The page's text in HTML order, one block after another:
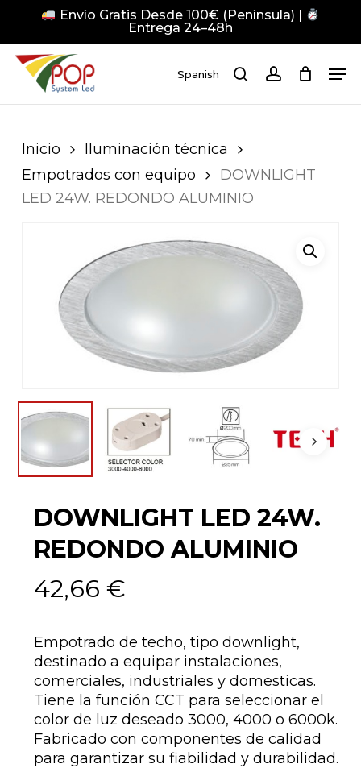
main
content
Envío Gratis Desde 100€ (Península) |
Entrega 24–48h
Spanish searchaccount
Inicio
Iluminación técnica
Empotrados con equipo
DOWNLIGHT
LED 24W. REDONDO ALUMINIO
DOWNLIGHT LED 24W.
REDONDO ALUMINIO
42,66 €
Empotrado de techo, tipo downlight,
destinado a equipar instalaciones,
comerciales, industriales y domesticas.
Tiene la función CCT para seleccionar el
color de luz deseado 3000, 4000 o 6000k.
Fabricado con componentes de calidad
para garantizar su fiabilidad y durabilidad.
Close
Menu